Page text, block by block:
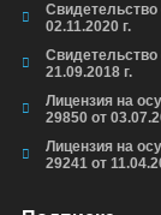
02.11.2020 г.
21.09.2018 г.
Лицензия на
29850 от
Лицензия на
29241 от